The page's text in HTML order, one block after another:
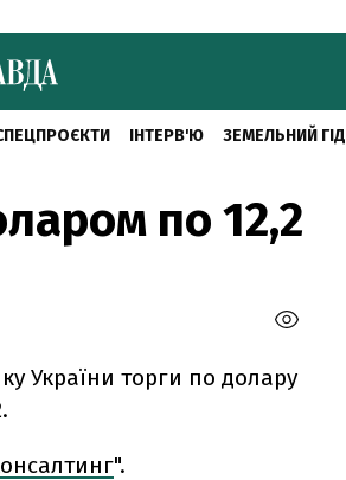
ІНТЕРВ'Ю ЗЕМЕЛЬНИЙ ГІД
по 12,2
України торги по долару
".